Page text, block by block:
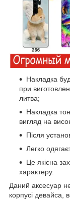
Накладка
при
литва;
Накладка
вигляд на
Після
Легко
Це якісна
характеру.
Даний аксесуар
корпусі девайса,